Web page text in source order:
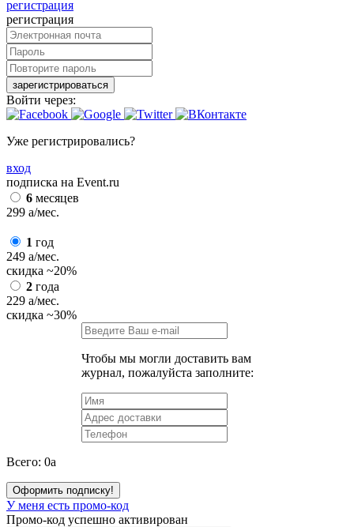
регистрация
регистрация
зарегистрироваться
Войти через:
Уже регистрировались?
вход
подписка на Event.ru
6 месяцев
299 a/мес.
1 год
249 a/мес.
скидка ~20%
2 года
229 a/мес.
скидка ~30%
Чтобы мы могли доставить вам
журнал, пожалуйста заполните:
Всего: 0a
Оформить подписку!
У меня есть промо-код
Промо-код успешно активирован